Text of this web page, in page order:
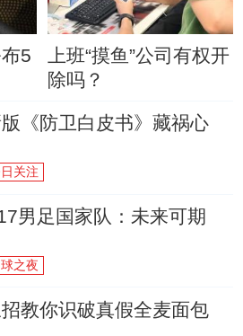
5
上班“摸鱼”公司有权开
除吗？
《防卫白皮书》藏祸心
关注
男足国家队：未来可期
之夜
教你识破真假全麦面包